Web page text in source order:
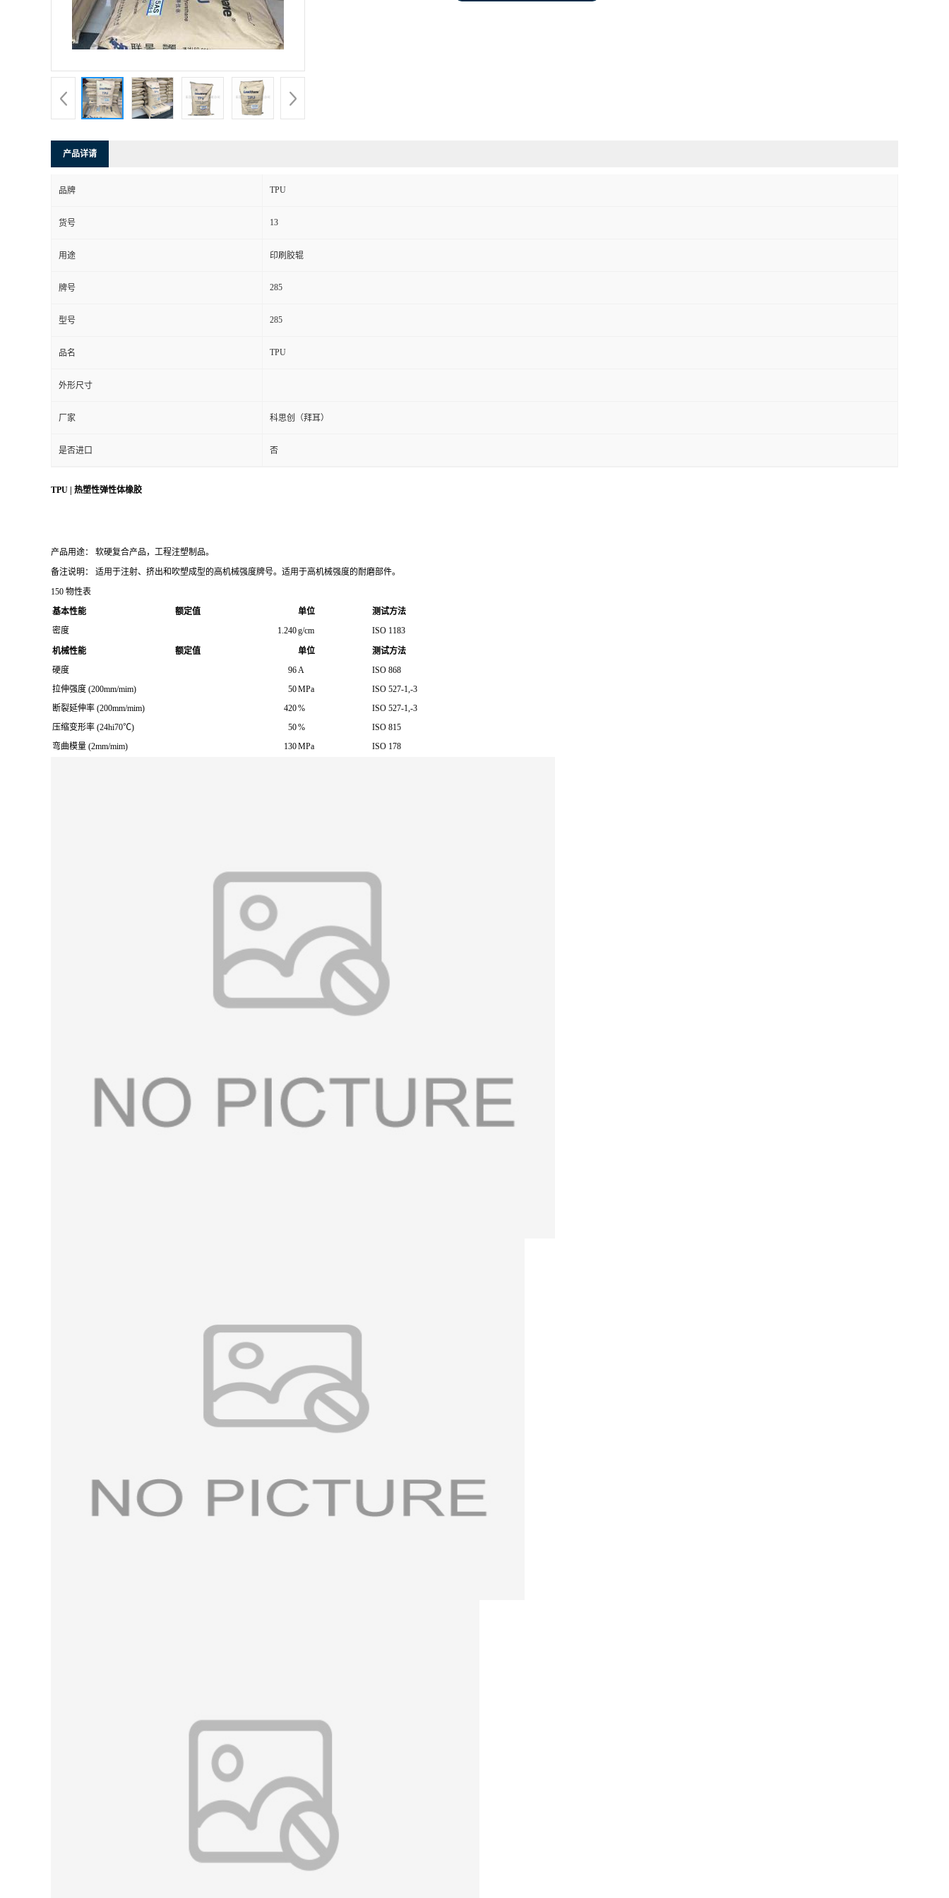
产品详请
品牌 TPU
货号 13
用途 印刷胶辊
牌号 285
型号 285
品名 TPU
外形尺寸
厂家 科思创（拜耳）
是否进口 否
TPU | 热塑性弹性体橡胶
产品用途： 软硬复合产品，工程注塑制品。
备注说明： 适用于注射、挤出和吹塑成型的高机械强度牌号。适用于高机械强度的耐磨部件。
150 物性表
基本性能
额定值 单位
测试方法
密度
1.240g/cm ISO 1183
机械性能 额定值 单位
测试方法
硬度
96A
ISO 868
拉伸强度 (200mm/mim)
50MPa
ISO 527-1,-3
断裂延伸率 (200mm/mim)
420%
ISO 527-1,-3
压缩变形率 (24hi70℃)
50%
ISO 815
弯曲模量 (2mm/mim)
130MPa ISO 178